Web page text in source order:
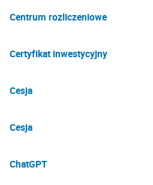
Centrum rozliczeniowe
Certyfikat inwestycyjny
Cesja
Cesja
ChatGPT